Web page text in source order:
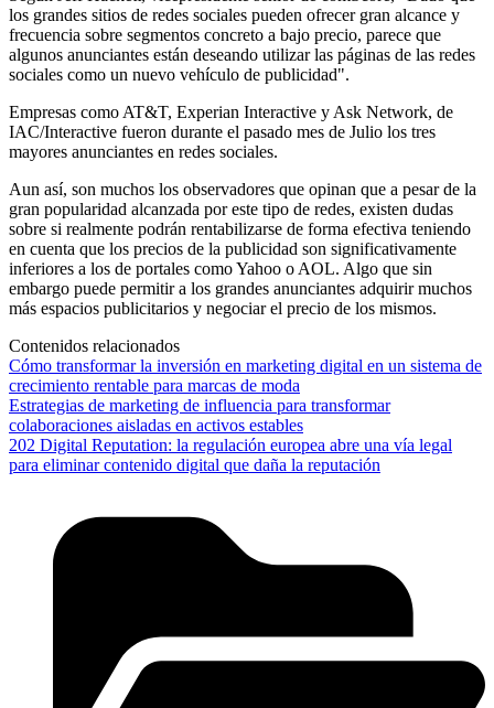
los grandes sitios de redes sociales pueden ofrecer gran alcance y
frecuencia sobre segmentos concreto a bajo precio, parece que
algunos anunciantes están deseando utilizar las páginas de las redes
sociales como un nuevo vehículo de publicidad".
Empresas como AT&T, Experian Interactive y Ask Network, de
IAC/Interactive fueron durante el pasado mes de Julio los tres
mayores anunciantes en redes sociales.
Aun así, son muchos los observadores que opinan que a pesar de la
gran popularidad alcanzada por este tipo de redes, existen dudas
sobre si realmente podrán rentabilizarse de forma efectiva teniendo
en cuenta que los precios de la publicidad son significativamente
inferiores a los de portales como Yahoo o AOL. Algo que sin
embargo puede permitir a los grandes anunciantes adquirir muchos
más espacios publicitarios y negociar el precio de los mismos.
Contenidos relacionados
Cómo transformar la inversión en marketing digital en un sistema de
crecimiento rentable para marcas de moda
Estrategias de marketing de influencia para transformar
colaboraciones aisladas en activos estables
202 Digital Reputation: la regulación europea abre una vía legal
para eliminar contenido digital que daña la reputación